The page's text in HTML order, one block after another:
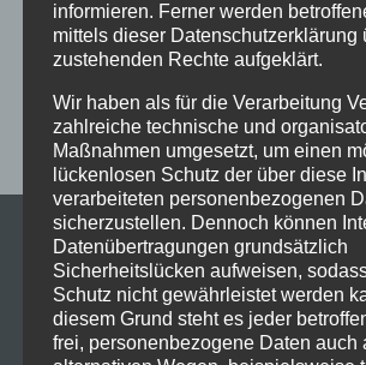
Tanzkurs
Tanzpause Tanzschule
Training
Weihnachten Workout
Workshop tanzen
Zumba Zumba Kurs
informieren. Ferner werden
mittels dieser Datenschutzerklärung
zustehenden Rechte aufgeklärt.
Wir haben als für die Verarbeitung
zahlreiche technische und
Maßnahmen umgesetzt, um einen
lückenlosen Schutz der über diese
verarbeiteten personenbezogenen
sicherzustellen. Dennoch können
Datenübertragungen grundsätzlich
Sicherheitslücken aufweisen,
Schutz nicht gewährleistet werden
diesem Grund steht es jeder
frei, personenbezogene Daten auch